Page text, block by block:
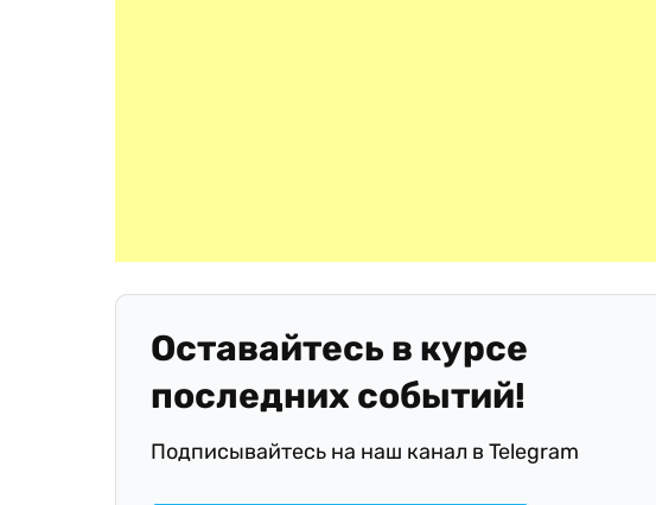
Оставайтесь в курсе
последних событий!
Подписывайтесь на наш канал в Telegram